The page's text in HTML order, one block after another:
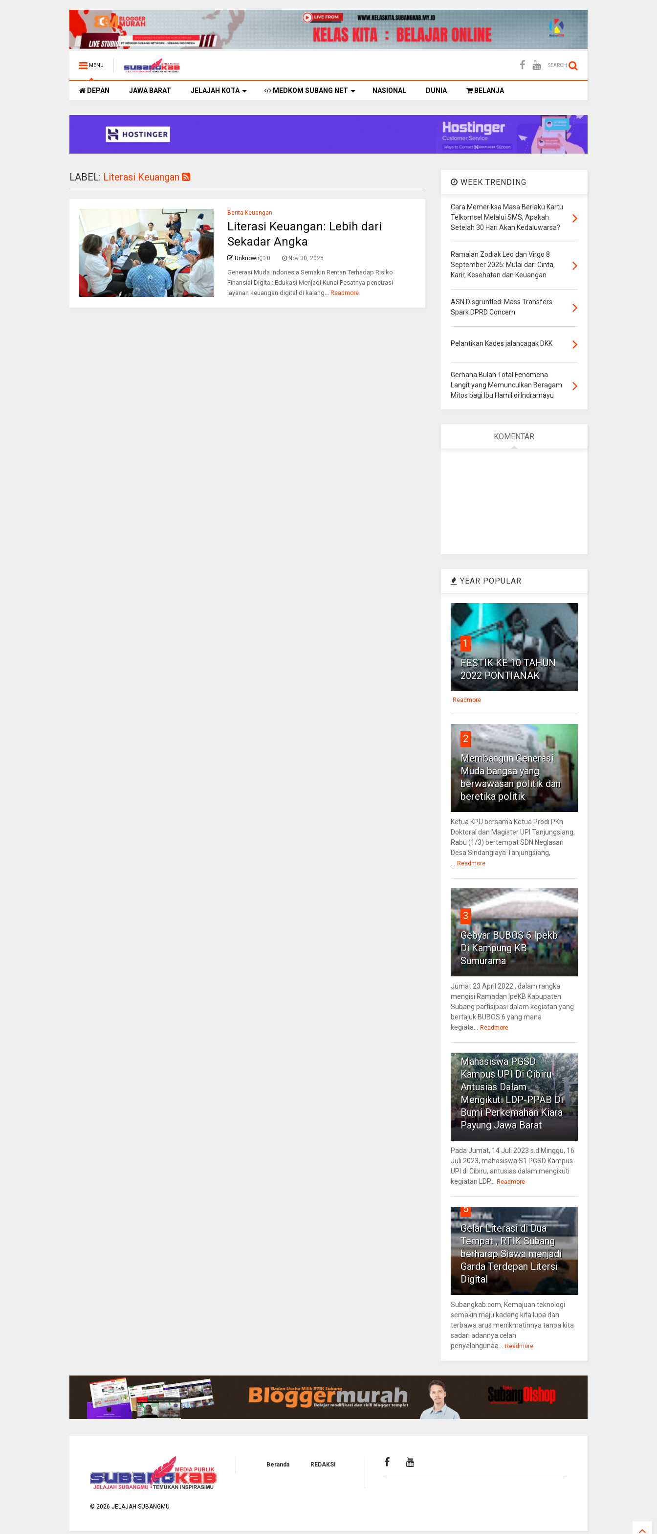
MENU SEARCH
DEPAN JAWA BARAT JELAJAH KOTA MEDKOM SUBANG NET NASIONAL DUNIA BELANJA
LABEL: Literasi Keuangan
Berita Keuangan
Literasi Keuangan: Lebih dari
Sekadar Angka
Unknown 0 Nov 30, 2025
Generasi Muda Indonesia Semakin Rentan Terhadap Risiko
Finansial Digital: Edukasi Menjadi Kunci Pesatnya penetrasi
layanan keuangan digital di kalang... Readmore
WEEK TRENDING
Cara Memeriksa Masa Berlaku Kartu
Telkomsel Melalui SMS, Apakah
Setelah 30 Hari Akan Kedaluwarsa?
Ramalan Zodiak Leo dan Virgo 8
September 2025: Mulai dari Cinta,
Karir, Kesehatan dan Keuangan
ASN Disgruntled: Mass Transfers
Spark DPRD Concern
Pelantikan Kades jalancagak DKK
Gerhana Bulan Total Fenomena
Langit yang Memunculkan Beragam
Mitos bagi Ibu Hamil di Indramayu
KOMENTAR
YEAR POPULAR
1
FESTIK KE 10 TAHUN
2022 PONTIANAK
Readmore
2
Membangun Generasi
Muda bangsa yang
berwawasan politik dan
beretika politik
Ketua KPU bersama Ketua Prodi PKn
Doktoral dan Magister UPI Tanjungsiang,
Rabu (1/3) bertempat SDN Neglasari
Desa Sindanglaya Tanjungsiang,
... Readmore
3
Gebyar BUBOS 6 Ipekb
Di Kampung KB
Sumurama
Jumat 23 April 2022 , dalam rangka
mengisi Ramadan IpeKB Kabupaten
Subang partisipasi dalam kegiatan yang
bertajuk BUBOS 6 yang mana
kegiata... Readmore
4
Mahasiswa PGSD
Kampus UPI Di Cibiru
Antusias Dalam
Mengikuti LDP-PPAB Di
Bumi Perkemahan Kiara
Payung Jawa Barat
Pada Jumat, 14 Juli 2023 s.d Minggu, 16
Juli 2023, mahasiswa S1 PGSD Kampus
UPI di Cibiru, antusias dalam mengikuti
kegiatan LDP... Readmore
5
Gelar Literasi di Dua
Tempat , RTIK Subang
berharap Siswa menjadi
Garda Terdepan Litersi
Digital
Subangkab.com, Kemajuan teknologi
semakin maju kadang kita lupa dan
terbawa arus menikmatinnya tanpa kita
sadari adannya celah
penyalahgunaa... Readmore
©2026 JELAJAH SUBANGMU
Beranda REDAKSI